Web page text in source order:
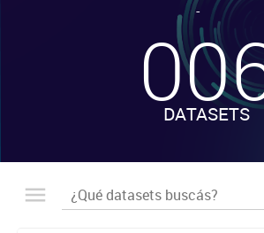
-
DATASETS